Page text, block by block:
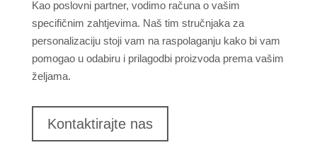
Kao poslovni partner, vodimo računa o vašim
specifičnim zahtjevima. Naš tim stručnjaka za
personalizaciju stoji vam na raspolaganju kako bi vam
pomogao u odabiru i prilagodbi proizvoda prema vašim
željama.
Kontaktirajte nas